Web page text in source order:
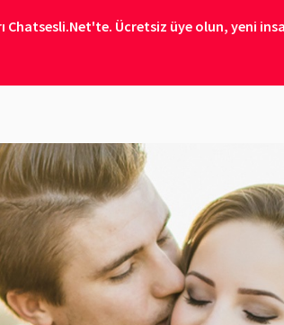
Ücretsiz üye olun, yeni